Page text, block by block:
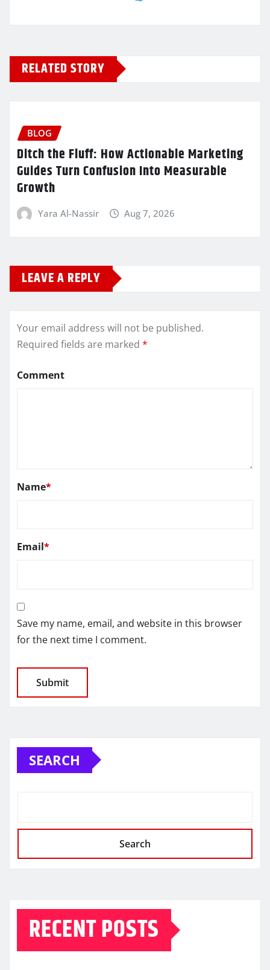
RELATED STORY
BLOG
Ditch the Fluff: How Actionable Marketing
Guides Turn Confusion Into Measurable
Growth
Yara Al-Nassir Aug 7, 2026
LEAVE A REPLY
Your email address will not be published.
Required fields are marked *
Comment
Name*
Email*
Save my name, email, and website in this browser
for the next time I comment.
SEARCH
Search
RECENT POSTS